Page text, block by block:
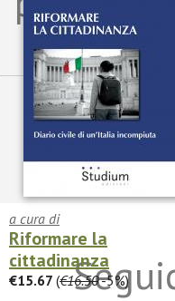
a cura di
Riformare la
cittadinanza
€15.67 (€16.50-5%)
sulle